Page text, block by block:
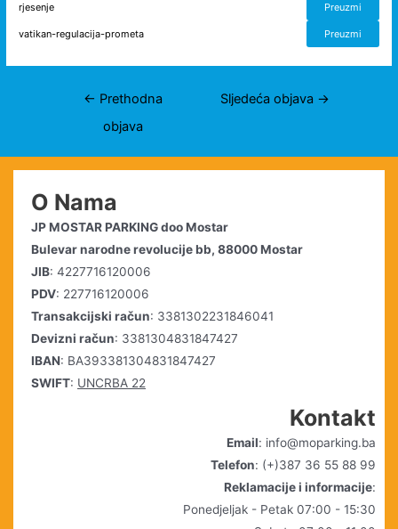
rjesenje Preuzmi
vatikan-regulacija-prometa Preuzmi
Navigacija
← Prethodna
objava
Sljedeća objava →
O Nama
JP MOSTAR PARKING doo Mostar
Bulevar narodne revolucije bb, 88000 Mostar
JIB: 4227716120006
PDV: 227716120006
Transakcijski račun: 3381302231846041
Devizni račun: 3381304831847427
IBAN: BA393381304831847427
SWIFT: UNCRBA 22
Kontakt
Email: info@moparking.ba
Telefon: (+)387 36 55 88 99
Reklamacije i informacije:
Ponedjeljak - Petak 07:00 - 15:30